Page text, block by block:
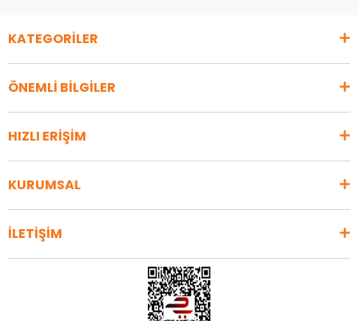
KATEGORİLER
ÖNEMLİ BİLGİLER
HIZLI ERİŞİM
KURUMSAL
İLETİŞİM